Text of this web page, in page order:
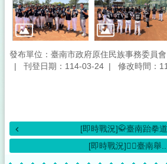
發布單位：臺南市政府原住民族事務委員會
刊登日期：114-03-24
修改時間：
[即時戰況]🥋臺南跆拳道
[即時戰況]🏋️‍♀️臺南舉...